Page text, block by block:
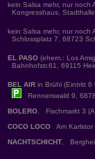
kein Salsa mehr, nur noch
Kongresshaus,
kein Salsa mehr, nur noch
Schlossplatz 7, 68723
EL PASO (ehem.: Los
Bahnhofstr.61, 69115
BEL AIR in Brühl (Eintritt
Rennerswald 9,
BOLERO, Fischmarkt 3
COCO LOCO Am Karlstor
NACHTSCHICHT,